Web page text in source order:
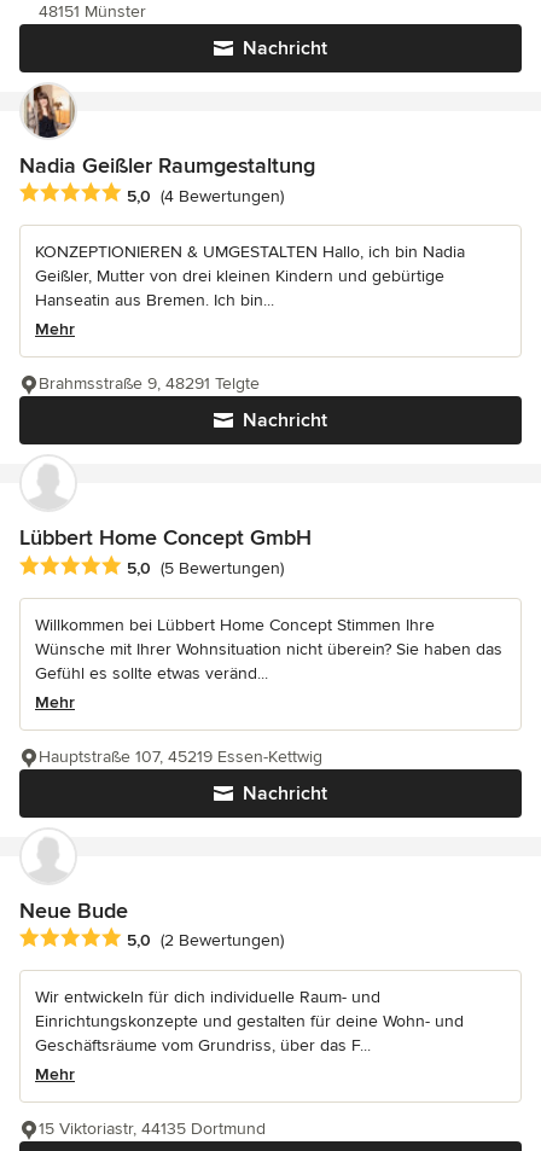
Nachricht
48151 Münster
Nadia Geißler Raumgestaltung
Durchschnittliche Bewertung: 5 von 5 Sternen
5,0 (4 Bewertungen)
KONZEPTIONIEREN & UMGESTALTEN Hallo, ich bin Nadia
Geißler, Mutter von drei kleinen Kindern und gebürtige
Hanseatin aus Bremen. Ich bin...
Mehr
Nachricht
Brahmsstraße 9, 48291 Telgte
Lübbert Home Concept GmbH
Durchschnittliche Bewertung: 5 von 5 Sternen
5,0 (5 Bewertungen)
Willkommen bei Lübbert Home Concept Stimmen Ihre
Wünsche mit Ihrer Wohnsituation nicht überein? Sie haben das
Gefühl es sollte etwas veränd...
Mehr
Nachricht
Hauptstraße 107, 45219 Essen-Kettwig
Neue Bude
Durchschnittliche Bewertung: 5 von 5 Sternen
5,0 (2 Bewertungen)
Wir entwickeln für dich individuelle Raum- und
Einrichtungskonzepte und gestalten für deine Wohn- und
Geschäftsräume vom Grundriss, über das F...
Mehr
15 Viktoriastr, 44135 Dortmund